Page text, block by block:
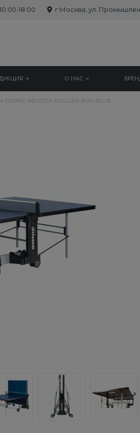
18:00 г.Москва, ул.
О НАС
DONIC INDOOR ROLLER 800 BLUE